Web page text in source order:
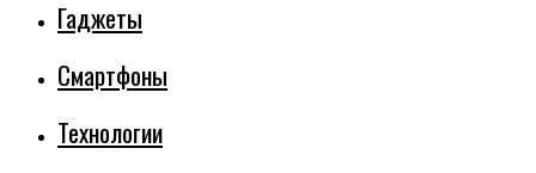
Гаджеты
Смартфоны
Технологии